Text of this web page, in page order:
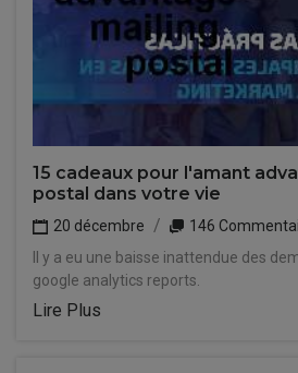
15 cadeaux pour l'amant
postal dans votre vie
20 décembre
146
Il y a eu une baisse inattendue des
google analytics reports.
Lire Plus